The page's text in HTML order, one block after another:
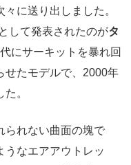
に送り出しました。
して発表されたのがタ
代にサーキットを暴れ回
せたモデルで、2000年
。
られない曲面の塊で
うなエアアウトレッ